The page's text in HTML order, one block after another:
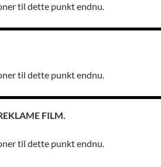
til dette punkt endnu.
til dette punkt endnu.
FILM.
til dette punkt endnu.